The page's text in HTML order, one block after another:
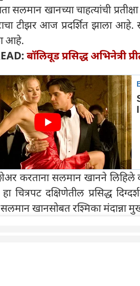
खानच्या चाहत्यांची प्रतीक्षा
टीझर आज प्रदर्शित झाला आहे.
आहे.
बॉलिवूड प्रसिद्ध अभिनेत्री
करताना सलमान खानने लिहिले
चित्रपट दक्षिणेतील प्रसिद्ध
सलमान खानसोबत रश्मिका